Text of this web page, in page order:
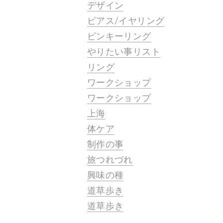
デザイン
ピアス/イヤリング
ピンキーリング
やりたい事リスト
リング
ワークショップ
ワークショップ
上海
体ケア
制作の事
旅つれづれ
興味の種
道草歩き
道草歩き